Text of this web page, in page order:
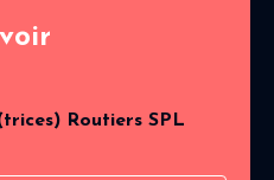
Routiers SPL